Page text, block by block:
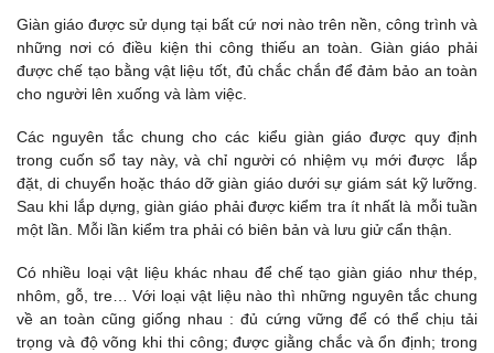
Giàn giáo được sử dụng tại bất cứ nơi nào trên nền, công trình và
những nơi có điều kiện thi công thiếu an toàn. Giàn giáo phải
được chế tạo bằng vật liệu tốt, đủ chắc chắn để đảm bảo an toàn
cho người lên xuống và làm việc.
Các nguyên tắc chung cho các kiểu giàn giáo được quy định
trong cuốn sổ tay này, và chỉ người có nhiệm vụ mới được lắp
đặt, di chuyển hoặc tháo dỡ giàn giáo dưới sự giám sát kỹ lưỡng.
Sau khi lắp dựng, giàn giáo phải được kiểm tra ít nhất là mỗi tuần
một lần. Mỗi lần kiểm tra phải có biên bản và lưu giử cẩn thận.
Có nhiều loại vật liệu khác nhau để chế tạo giàn giáo như thép,
nhôm, gỗ, tre… Với loại vật liệu nào thì những nguyên tắc chung
về an toàn cũng giống nhau : đủ cứng vững để có thể chịu tải
trọng và độ võng khi thi công; được giằng chắc và ổn định; trong